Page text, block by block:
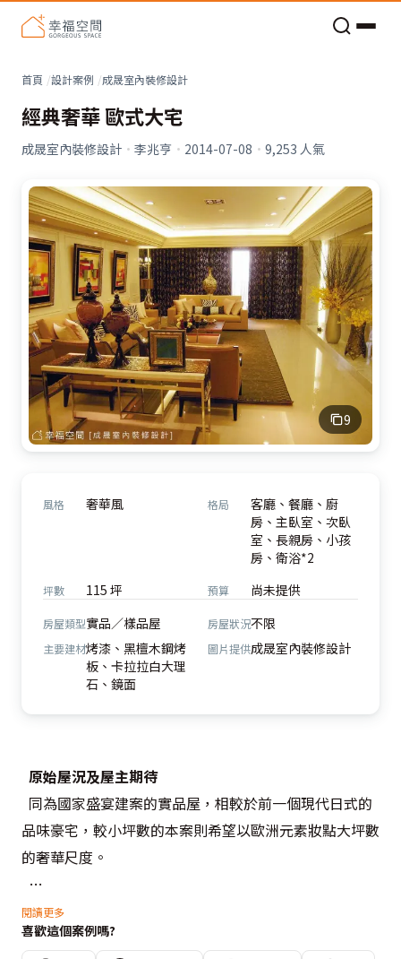
首頁 設計案例 成晟室內裝修設計
經典奢華 歐式大宅
成晟室內裝修設計 · 李兆亨 · 2014-07-08 · 9,253 人氣
9
風格 奢華風 格局
客廳、餐廳、廚
房、主臥室、次臥
室、長親房、小孩
房、衛浴*2
坪數 115 坪 預算 尚未提供
房屋類型實品／樣品屋 房屋狀況不限
主要建材烤漆、黑檀木鋼烤
板、卡拉拉白大理
石、鏡面
圖片提供成晟室內裝修設計
原始屋況及屋主期待
同為國家盛宴建案的實品屋，相較於前一個現代日式的
品味豪宅，較小坪數的本案則希望以歐洲元素妝點大坪數
的奢華尺度。
設計重點與特色
閱讀更多
喜歡這個案例嗎?